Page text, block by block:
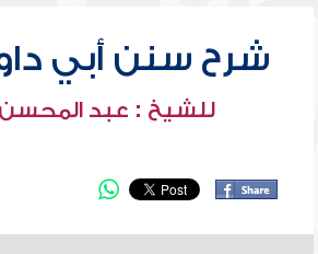
شرح سنن أبي داود
للشيخ : عبد المحسن